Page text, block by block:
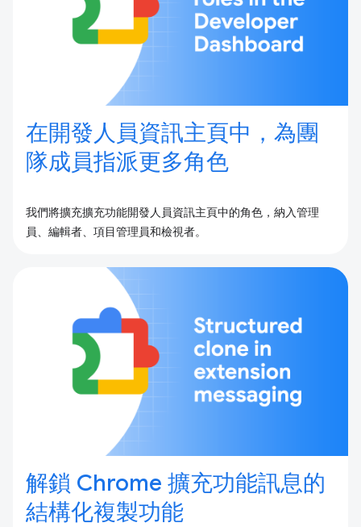
在開發人員資訊主頁中，為團
隊成員指派更多角色
我們將擴充擴充功能開發人員資訊主頁中的角色，納入管理
員、編輯者、項目管理員和檢視者。
解鎖 Chrome 擴充功能訊息的
結構化複製功能